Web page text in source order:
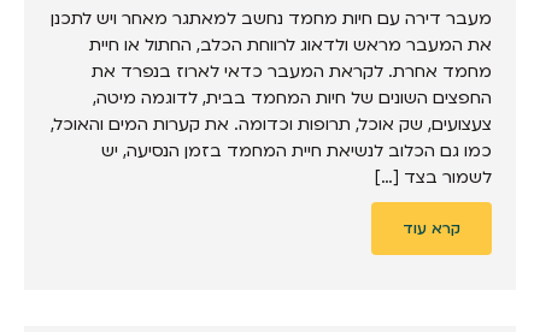
מעבר דירה עם חיות מחמד נחשב למאתגר מאחר ויש לתכנן
את המעבר מראש ולדאוג לרווחת הכלב, החתול או חיית
מחמד אחרת. לקראת המעבר כדאי לארוז בנפרד את
החפצים השונים של חיות המחמד בבית, לדוגמה מיטה,
צעצועים, שק אוכל, תרופות וכדומה. את קערות המים והאוכל,
כמו גם הכלוב לנשיאת חיית המחמד בזמן הנסיעה, יש
לשמור בצד […]
קרא עוד